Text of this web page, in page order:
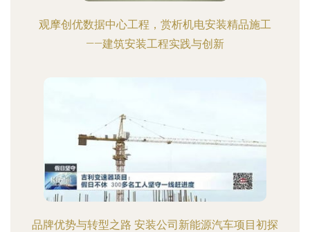
观摩创优数据中心工程，赏析机电安装精品施工
——建筑安装工程实践与创新
品牌优势与转型之路 安装公司新能源汽车项目初探